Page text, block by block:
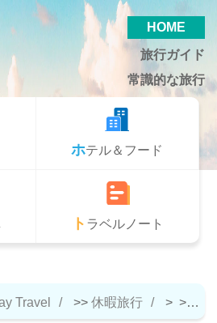
HOME
旅行ガイド
常識的な旅行
ホテル＆フード
トラベルノート
Travel >> 休暇旅行 > >> ト